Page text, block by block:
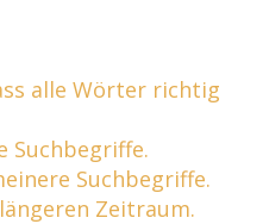
alle Wörter richtig
Suchbegriffe.
Suchbegriffe.
Zeitraum.